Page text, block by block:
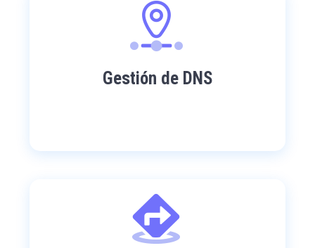
Gestión de DNS